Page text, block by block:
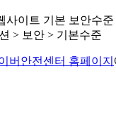
사이트 기본 보안수
> 보안 > 기본수준
버안전센터 홈페이지